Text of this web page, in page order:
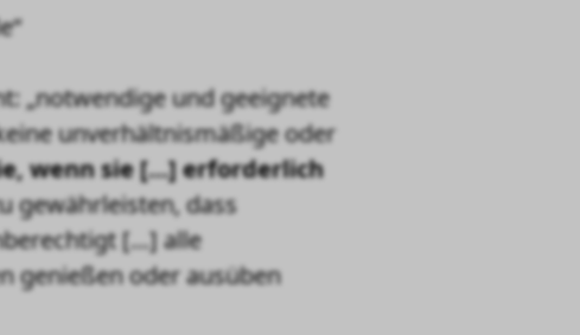
„notwendige und geeignete
unverhältnismäßige oder
wenn sie […] erforderlich
gewährleisten, dass
[…] alle
genießen oder ausüben